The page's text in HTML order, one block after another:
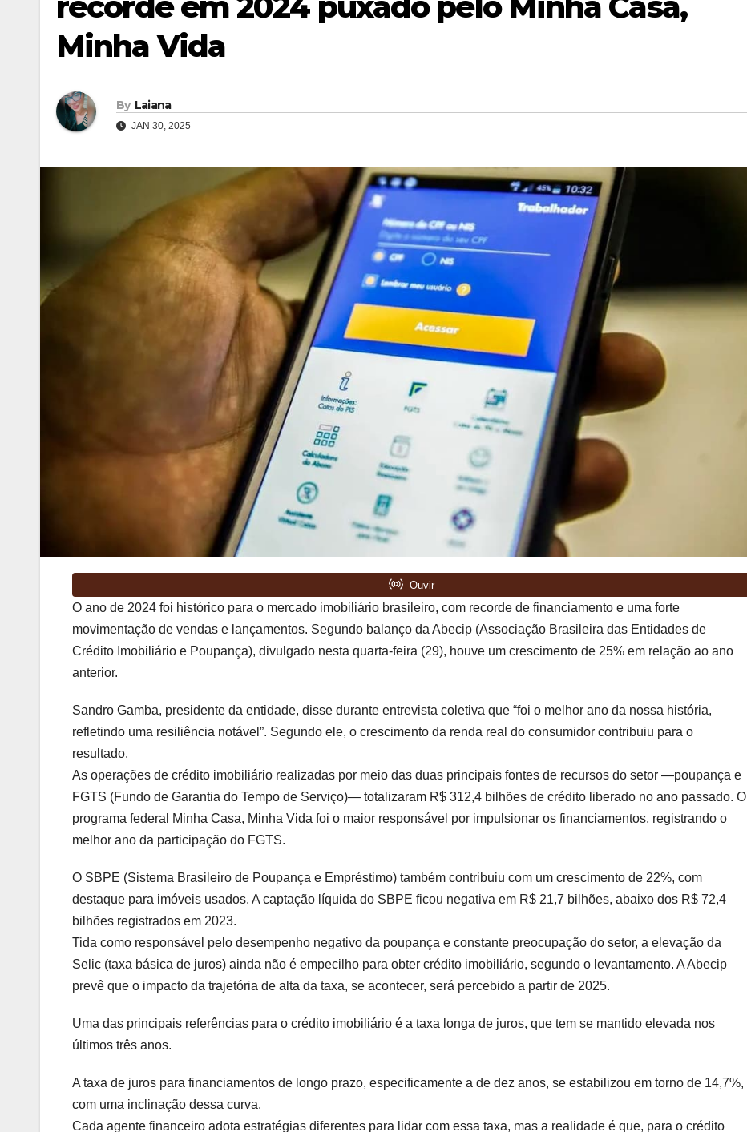
Minha Vida
By Laiana
JAN 30, 2025
O ano de 2024 foi histórico para o mercado imobiliário brasileiro, com recorde de financiamento e uma forte
movimentação de vendas e lançamentos. Segundo balanço da Abecip (Associação Brasileira das Entidades de
Crédito Imobiliário e Poupança), divulgado nesta quarta-feira (29), houve um crescimento de 25% em relação ao ano
anterior.
Sandro Gamba, presidente da entidade, disse durante entrevista coletiva que “foi o melhor ano da nossa história,
refletindo uma resiliência notável”. Segundo ele, o crescimento da renda real do consumidor contribuiu para o
resultado.
As operações de crédito imobiliário realizadas por meio das duas principais fontes de recursos do setor —poupança e
FGTS (Fundo de Garantia do Tempo de Serviço)— totalizaram R$ 312,4 bilhões de crédito liberado no ano passado. O
programa federal Minha Casa, Minha Vida foi o maior responsável por impulsionar os financiamentos, registrando o
melhor ano da participação do FGTS.
O SBPE (Sistema Brasileiro de Poupança e Empréstimo) também contribuiu com um crescimento de 22%, com
destaque para imóveis usados. A captação líquida do SBPE ficou negativa em R$ 21,7 bilhões, abaixo dos R$ 72,4
bilhões registrados em 2023.
Tida como responsável pelo desempenho negativo da poupança e constante preocupação do setor, a elevação da
Selic (taxa básica de juros) ainda não é empecilho para obter crédito imobiliário, segundo o levantamento. A Abecip
prevê que o impacto da trajetória de alta da taxa, se acontecer, será percebido a partir de 2025.
Uma das principais referências para o crédito imobiliário é a taxa longa de juros, que tem se mantido elevada nos
últimos três anos.
A taxa de juros para financiamentos de longo prazo, especificamente a de dez anos, se estabilizou em torno de 14,7%,
com uma inclinação dessa curva.
Cada agente financeiro adota estratégias diferentes para lidar com essa taxa, mas a realidade é que, para o crédito